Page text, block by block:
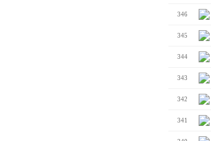
346
345
344
343
342
341